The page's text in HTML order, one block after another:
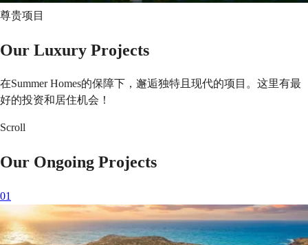
尊贵项目
Our Luxury Projects
在Summer Homes的保障下，邂逅独特且现代的项目。这里有最
好的投资和居住机会！
Scroll
Our Ongoing Projects
01